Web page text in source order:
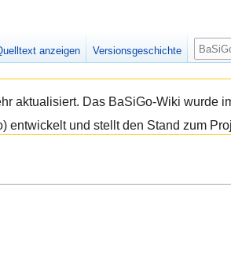
aktualisiert. Das BaSiGo-Wiki wurde
und stellt den Stand zum
anzeigen Versionsgeschichte